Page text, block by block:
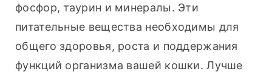
фосфор, таурин и минералы. Эти
питательные вещества необходимы для
общего здоровья, роста и поддержания
функций организма вашей кошки. Лучше